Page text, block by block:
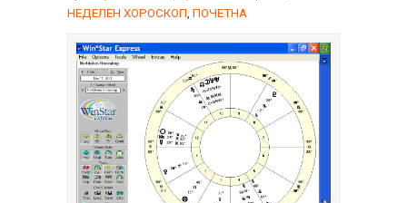
НЕДЕЛЕН ХОРОСКОП ПОЧЕТНА